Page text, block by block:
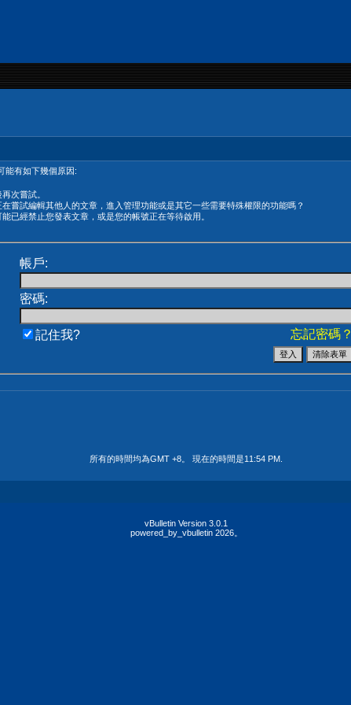
能有如下幾個原因:
次嘗試。
嘗試編輯其他人的文章，進入管理功能或是其它一些需要特殊權限的功能嗎？
已經禁止您發表文章，或是您的帳號正在等待啟用。
帳戶:
密碼:
忘記密碼？
記住我?
所有的時間均為GMT +8。 現在的時間是11:54 PM
vBulletin Version 3.0.1
powered_by_vbulletin 2026。